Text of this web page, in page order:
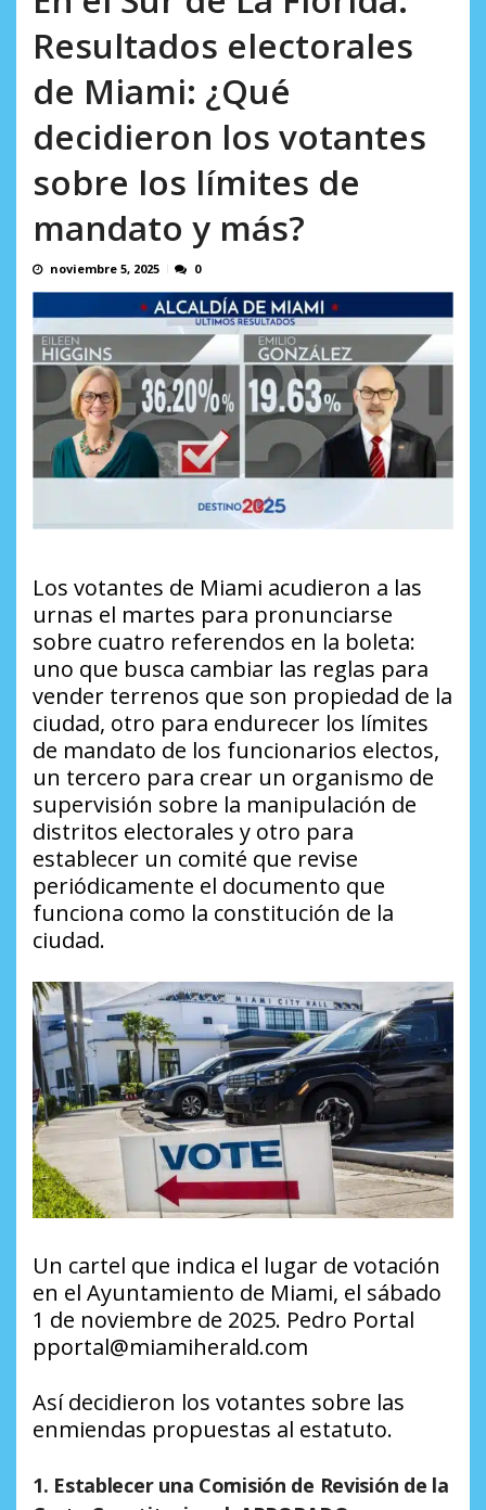
Resultados electorales
de Miami: ¿Qué
decidieron los votantes
sobre los límites de
mandato y más?
noviembre 5, 2025 0
Los votantes de Miami acudieron a las
urnas el martes para pronunciarse
sobre cuatro referendos en la boleta:
uno que busca cambiar las reglas para
vender terrenos que son propiedad de la
ciudad, otro para endurecer los límites
de mandato de los funcionarios electos,
un tercero para crear un organismo de
supervisión sobre la manipulación de
distritos electorales y otro para
establecer un comité que revise
periódicamente el documento que
funciona como la constitución de la
ciudad.
Un cartel que indica el lugar de votación
en el Ayuntamiento de Miami, el sábado
1 de noviembre de 2025. Pedro Portal
pportal@miamiherald.com
Así decidieron los votantes sobre las
enmiendas propuestas al estatuto.
1. Establecer una Comisión de Revisión de la